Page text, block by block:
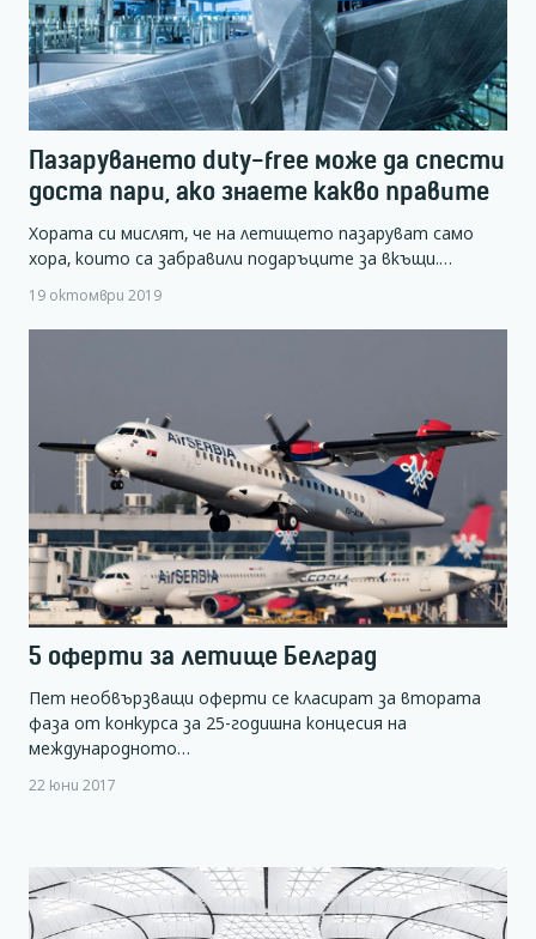
Пазаруването duty-free може да спести
доста пари, ако знаете какво правите
Хората си мислят, че на летището пазаруват само
хора, които са забравили подаръците за вкъщи.…
19 октомври 2019
5 оферти за летище Белград
Пет необвързващи оферти се класират за втората
фаза от конкурса за 25-годишна концесия на
международното…
22 юни 2017